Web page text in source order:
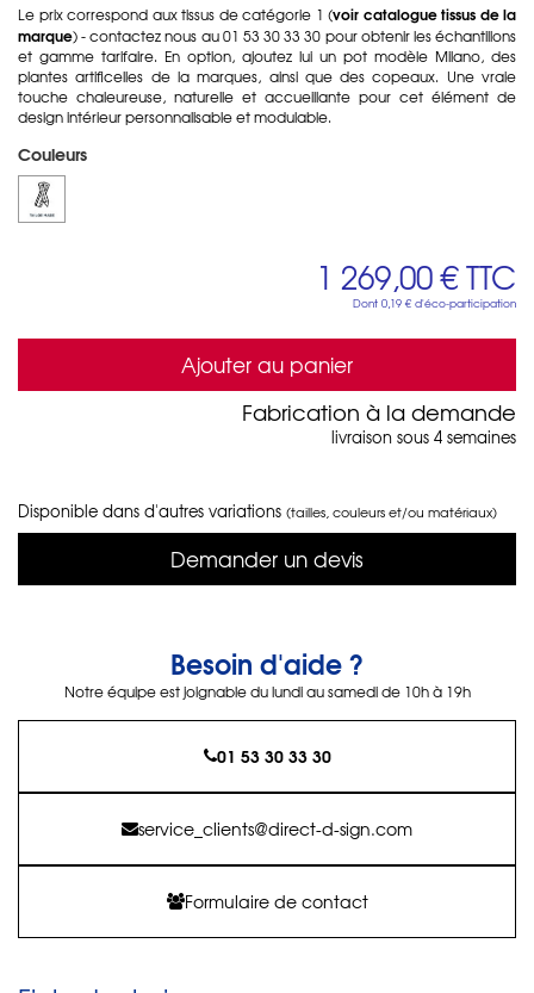
Le prix correspond aux tissus de catégorie 1 (voir catalogue tissus de la
marque) - contactez nous au 01 53 30 33 30 pour obtenir les échantillons
et gamme tarifaire. En option, ajoutez lui un pot modèle Milano, des
plantes artificelles de la marques, ainsi que des copeaux. Une vraie
touche chaleureuse, naturelle et accueillante pour cet élément de
design intérieur personnalisable et modulable.
Couleurs
1 269,00 €TTC
Dont 0,19 € d'éco-participation
Ajouter au panier
Fabrication à la demande
livraison sous 4 semaines
Disponible dans d'autres variations (tailles, couleurs et/ou matériaux)
Demander un devis
Besoin d'aide ?
Notre équipe est joignable du lundi au samedi de 10h à 19h
01 53 30 33 30
service_clients@direct-d-sign.com
Formulaire de contact